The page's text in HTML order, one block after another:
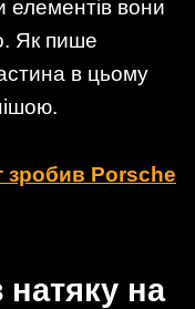
елементів вони
Як пише
в цьому
зробив Porsche
натяку на